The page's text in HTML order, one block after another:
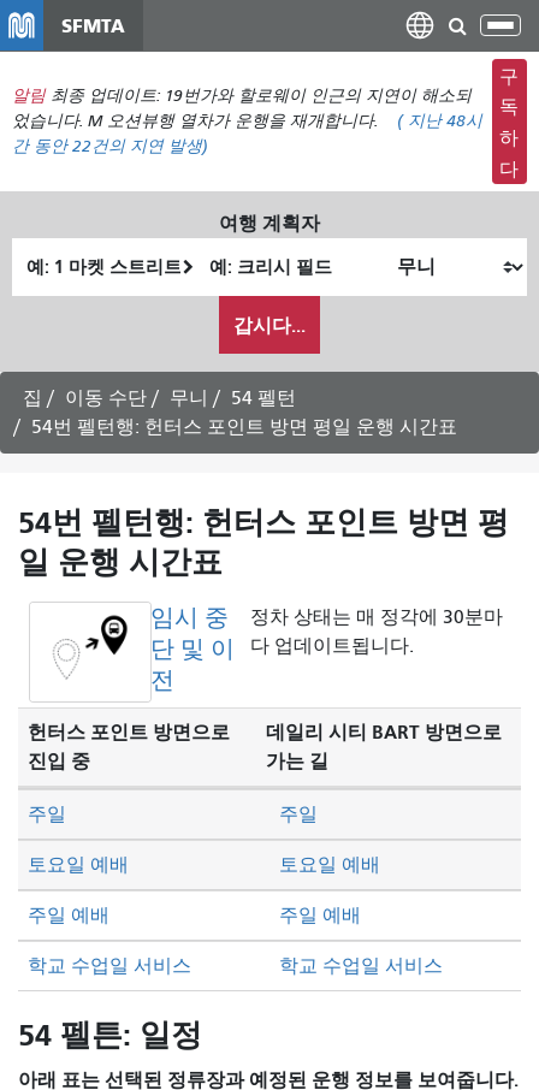
텐
츠
건
너
기
SFMTA
탐
색
메
뉴
전
환
알림 최종 업데이트: 19번가와 할로웨이 인근의 지연이 해소되
었습니다. M 오션뷰행 열차가 운행을 재개합니다.
( 지난 48시
간 동안22건의 지연 발생)
구
독
하
다
여행 계획자
가
여
행
하
고
은
방
갑시다...
집 이동 수단 무니
54 펠턴
54번 펠턴행: 헌터스 포인트 방면 평일 운행 시간표
54번 펠턴행: 헌터스 포인트 방면 평
일 운행 시간표
임시 중
단 및 이
전
정차 상태는 매 정각에 30분마
다 업데이트됩니다.
헌터스 포인트 방면으로
진입 중
데일리 시티 BART 방면으로
가는 길
토요일 예배 토요일 예배
주일 예배 주일 예배
주일 주일
학교 수업일 서비스 학교 수업일 서비스
54 펠튼: 일정
아래 표는 선택된 정류장과 예정된 운행 정보를 보여줍니다.